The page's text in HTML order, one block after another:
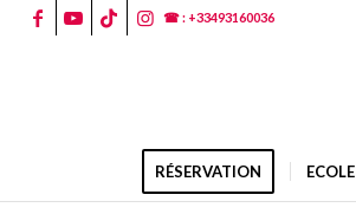
☎ : +33493160036
RÉSERVATION ECOLE